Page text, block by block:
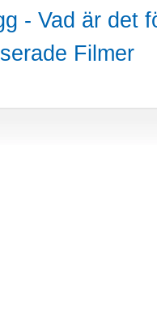
- Vad är det
Filmer